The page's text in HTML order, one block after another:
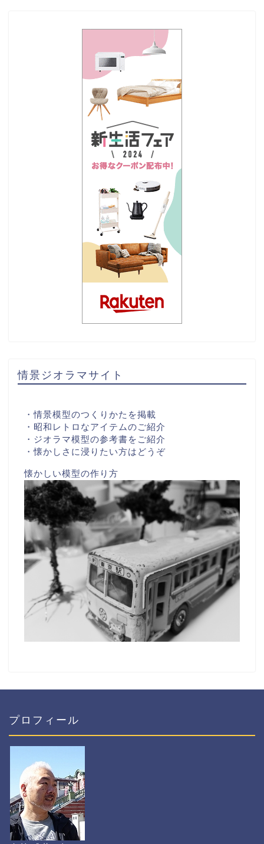
情景ジオラマサイト
・情景模型のつくりかたを掲載
・昭和レトロなアイテムのご紹介
・ジオラマ模型の参考書をご紹介
・懐かしさに浸りたい方はどうぞ
懐かしい模型の作り方
プロフィール